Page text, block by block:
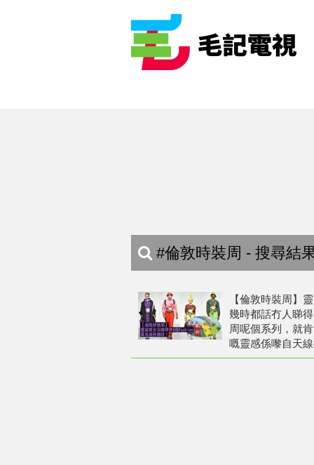
#倫敦時裝周 - 搜尋結
【倫敦時裝周】
幾時都話冇人睇
周呢個系列，就
嘅靈感係嚟自天